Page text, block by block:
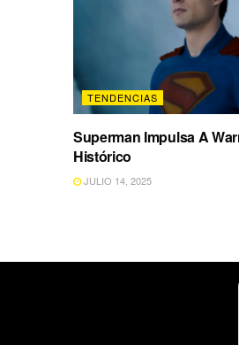
TENDENCIAS
Superman Impulsa A
Histórico
JULIO 14, 2025